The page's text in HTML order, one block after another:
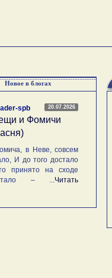
Новое в блогах
20.07.2026
spb
и Фомичи
в Неве, совсем
И до того достало
принято на сходе
– ...Читать